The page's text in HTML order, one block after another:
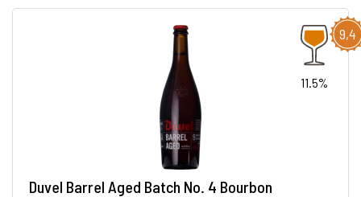
9,4
11.5%
Duvel Barrel Aged Batch No. 4 Bourbon